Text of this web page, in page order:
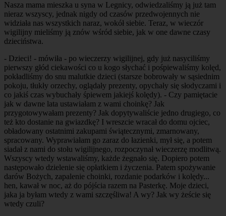
Nasza mama mieszka u syna w Legnicy, odwiedzaliśmy ją już tam
nieraz wszyscy, jednak nigdy od czasów przedwojennych nie
widziała nas wszystkich naraz, wokół siebie. Teraz, w wieczór
wigilijny mieliśmy ją znów wśród siebie, jak w one dawne czasy
dzieciństwa.
- Dzieci! - mówiła - po wieczerzy wigilijnej, gdy już nasyciliśmy
pierwszy głód ciekawości co u kogo słychać i pośpiewaliśmy kolęd,
pokładliśmy do snu malutkie dzieci (starsze bobrowały w sąsiednim
pokoju, tłukły orzechy, oglądały prezenty, opychały się słodyczami i
co jakiś czas wybuchały śpiewem jakiejś kolędy). - Czy pamiętacie
jak w dawne lata ustawiałam z wami choinkę? Jak
przygotowywałam prezenty? Jak dopytywaliście jedno drugiego, co
też kto dostanie na gwiazdkę? I wreszcie wracał do domu ojciec,
obładowany ostatnimi zakupami świątecznymi, zmarnowany,
spracowany. Wyprawiałam go zaraz do łazienki, mył się, a potem
siadał z nami do stołu wigilijnego, rozpoczynał wieczerzę modlitwą.
Wszyscy wtedy wstawaliśmy, każde żegnało się. Dopiero potem
następowało dzielenie się opłatkiem i życzenia. Patem spożywanie
darów Bożych, zapalenie choinki, rozdanie podarków i kolędy...
hen, kawał w noc, aż do pójścia razem na Pasterkę. Moje dzieci,
jaka ja byłam wtedy z wami szczęśliwa! A wy? Jak wy żeście się
wtedy czuli?